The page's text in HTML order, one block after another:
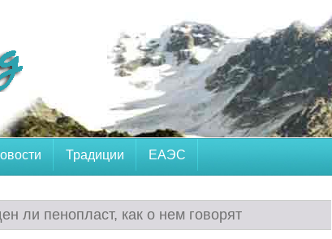
Традиции ЕАЭС
ли пенопласт, как о нем говорят